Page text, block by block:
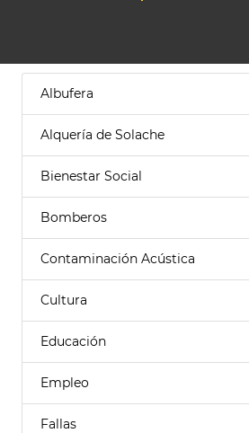
Albufera
Alquería de Solache
Bienestar Social
Bomberos
Contaminación Acústica
Cultura
Educación
Empleo
Fallas